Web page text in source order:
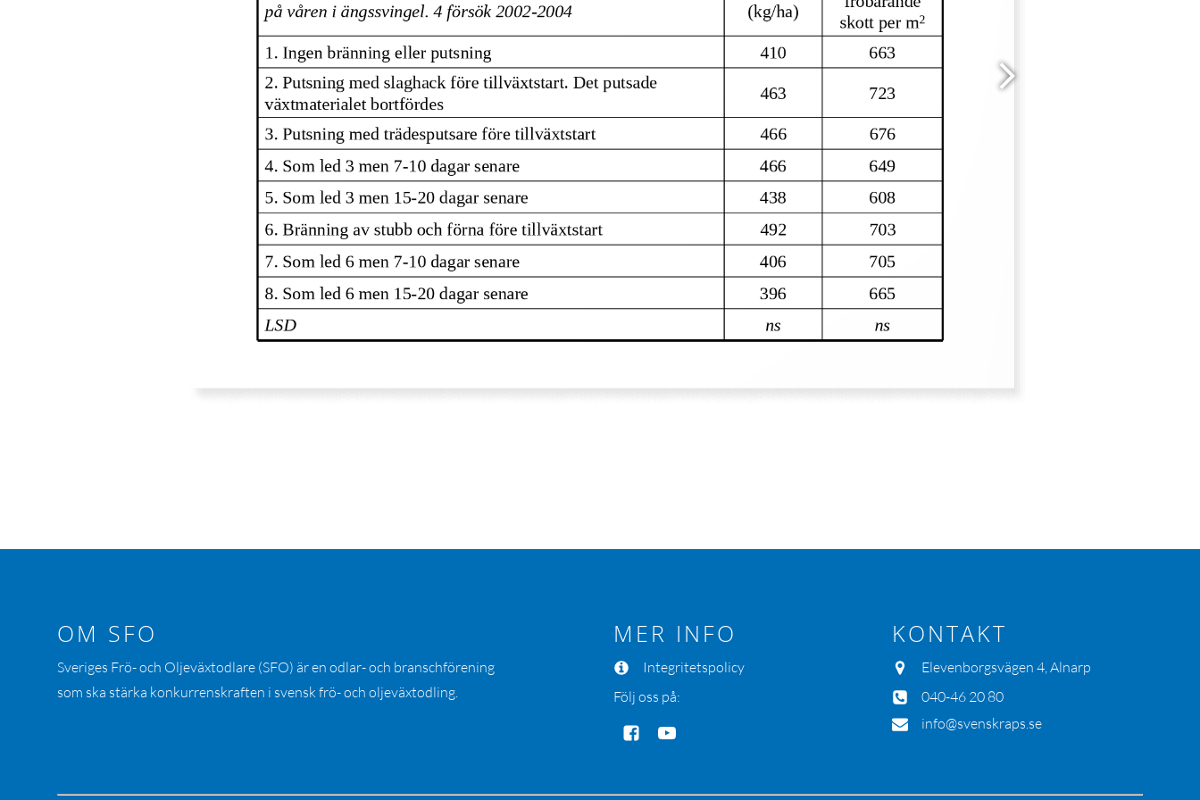
OM SFO
Sveriges Frö- och Oljeväxtodlare (SFO) är en odlar- och branschförening
som ska stärka konkurrenskraften i svensk frö- och oljeväxtodling.
MER INFO
Integritetspolicy
Följ oss på:
KONTAKT
Elevenborgsvägen 4, Alnarp
040-46 20 80
info@svenskraps.se